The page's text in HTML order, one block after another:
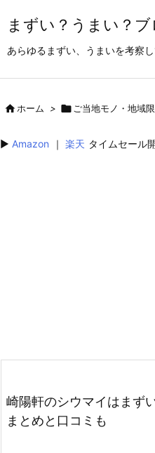
まずい？うまい？
あらゆるまずい、うまいを考察
ホーム >  ご当地モノ・地域
▶︎ Amazon ｜ 楽天 タイムセール
崎陽軒のシウマイはまず
まとめと口コミも